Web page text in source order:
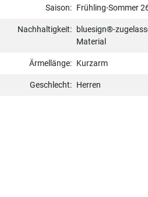
Saison: Frühling-Sommer
Nachhaltigkeit:
bluesign®-
Material
Ärmellänge: Kurzarm
Geschlecht: Herren